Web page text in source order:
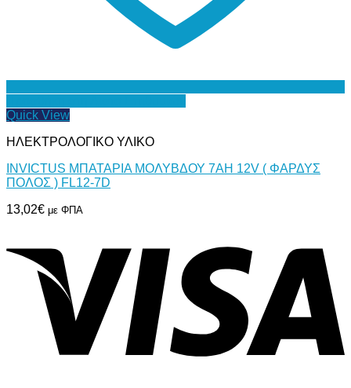
Quick View
ΗΛΕΚΤΡΟΛΟΓΙΚΟ ΥΛΙΚΟ
INVICTUS ΜΠΑΤΑΡΙΑ ΜΟΛΥΒΔΟΥ 7AH 12V ( ΦΑΡΔΥΣ
ΠΟΛΟΣ ) FL12-7D
13,02€ με ΦΠΑ